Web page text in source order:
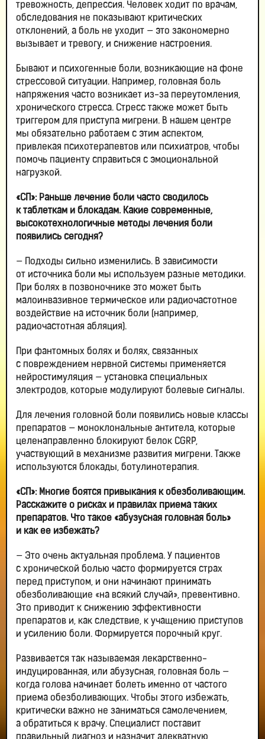
тревожность, депрессия. Человек ходит по врачам,
обследования не показывают критических
отклонений, а боль не уходит — это закономерно
вызывает и тревогу, и снижение настроения.
Бывают и психогенные боли, возникающие на фоне
стрессовой ситуации. Например, головная боль
напряжения часто возникает из-за переутомления,
хронического стресса. Стресс также может быть
триггером для приступа мигрени. В нашем центре
мы обязательно работаем с этим аспектом,
привлекая психотерапевтов или психиатров, чтобы
помочь пациенту справиться с эмоциональной
нагрузкой.
«СП»: Раньше лечение боли часто сводилось
к таблеткам и блокадам. Какие современные,
высокотехнологичные методы лечения боли
появились сегодня?
— Подходы сильно изменились. В зависимости
от источника боли мы используем разные методики.
При болях в позвоночнике это может быть
малоинвазивное термическое или радиочастотное
воздействие на источник боли (например,
радиочастотная абляция).
При фантомных болях и болях, связанных
с повреждением нервной системы применяется
нейростимуляция — установка специальных
электродов, которые модулируют болевые сигналы.
Для лечения головной боли появились новые классы
препаратов — моноклональные антитела, которые
целенаправленно блокируют белок CGRP,
участвующий в механизме развития мигрени. Также
используются блокады, ботулинотерапия.
«СП»: Многие боятся привыкания к обезболивающим.
Расскажите о рисках и правилах приема таких
препаратов. Что такое «абузусная головная боль»
и как ее избежать?
— Это очень актуальная проблема. У пациентов
с хронической болью часто формируется страх
перед приступом, и они начинают принимать
обезболивающие «на всякий случай», превентивно.
Это приводит к снижению эффективности
препаратов и, как следствие, к учащению приступов
и усилению боли. Формируется порочный круг.
Развивается так называемая лекарственно-
индуцированная, или абузусная, головная боль —
когда голова начинает болеть именно от частого
приема обезболивающих. Чтобы этого избежать,
критически важно не заниматься самолечением,
а обратиться к врачу. Специалист поставит